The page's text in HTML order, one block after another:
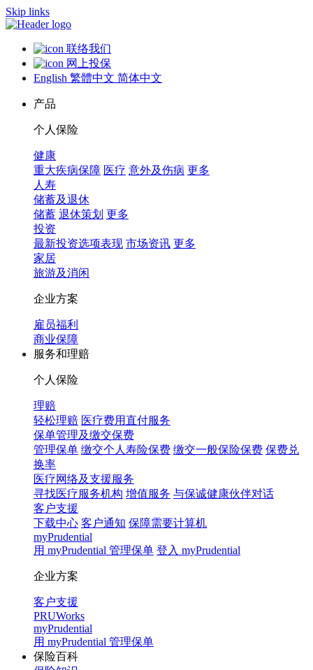
Skip links
联络我们
网上投保
English 繁體中文 简体中文
产品
个人保险
健康
重大疾病保障 医疗 意外及伤病 更多
人寿
储蓄及退休
储蓄 退休策划 更多
投资
最新投资选项表现 市场资讯 更多
家居
旅游及消闲
企业方案
雇员福利
商业保障
服务和理赔
个人保险
理赔
轻松理赔 医疗费用直付服务
保单管理及缴交保费
管理保单 缴交个人寿险保费 缴交一般保险保费 保费兑
换率
医疗网络及支援服务
寻找医疗服务机构 增值服务 与保诚健康伙伴对话
客户支援
下载中心 客户通知 保障需要计算机
myPrudential
用 myPrudential 管理保单 登入 myPrudential
企业方案
客户支援
PRUWorks
myPrudential
用 myPrudential 管理保单
保险百科